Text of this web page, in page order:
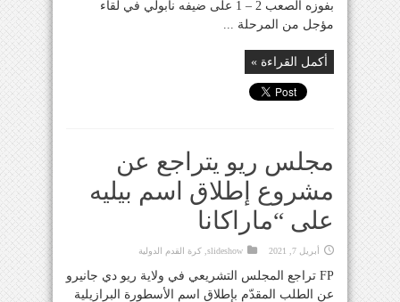
بفوزه الصعب 2 – 1 على ضيفه نابولي في لقاء
مؤجل من المرحلة ...
أكمل القراءة »
مجلس ريو يتراجع عن
مشروع إطلاق اسم بيليه
على “ماراكانا
أبريل 7, 2021 slideshow كرة القدم الدولية
FP تراجع المجلس التشريعي في ولاية ريو دي جانيرو
عن الطلب المقدّم بإطلاق اسم الأسطورة البرازيلية